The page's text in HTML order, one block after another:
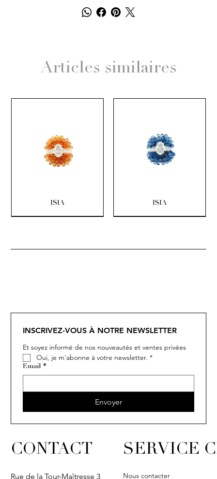
Articles similaires
ISIA ISIA
INSCRIVEZ-VOUS À NOTRE NEWSLETTER
Et soyez informé de nos nouveautés et ventes privées
Oui, je m'abonne à votre newsletter. *
Email *
Envoyer
CONTACT
Rue de la Tour-Maîtresse 3
SERVICE
Nous contacter